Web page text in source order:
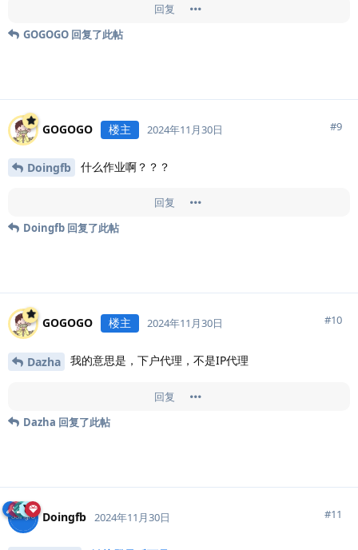
回复
GOGOGO 回复了此帖
GOGOGO 楼主 2024年11月30日 #9
Doingfb 什么作业啊？？？
回复
Doingfb 回复了此帖
GOGOGO 楼主 2024年11月30日 #10
Dazha 我的意思是，下户代理，不是IP代理
回复
Dazha 回复了此帖
Doingfb 2024年11月30日 #11